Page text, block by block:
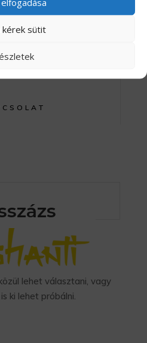
kérek sütit
lehet választani, vagy
ki lehet próbálni.